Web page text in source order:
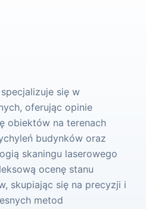
się w
oferując opinie
obiektów na terenach
budynków oraz
skaningu laserowego
ocenę stanu
skupiając się na precyzji i
metod